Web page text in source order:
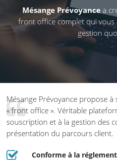
Mésange Prévoyancea
front office complet qui
gestion
Mésange Prévoyance propose
« front office ». Véritable
souscription et à la gestion des
présentation du parcours client.
Conforme à la